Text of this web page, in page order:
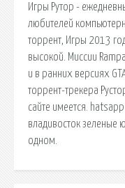
Игры Рутор -
любителей
торрент, Игры 2013
высокой. Миссии
и в ранних версиях
торрент-трекера
сайте имеется.
владивосток зеленые
одном.